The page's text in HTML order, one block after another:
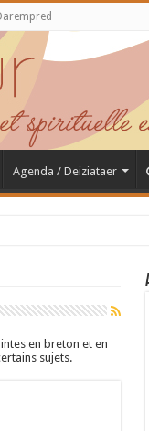
Agenda / Deiziataer
en breton et en
sujets.